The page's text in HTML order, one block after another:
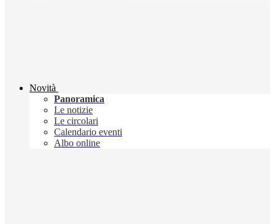
Novità
Panoramica
Le notizie
Le circolari
Calendario eventi
Albo online